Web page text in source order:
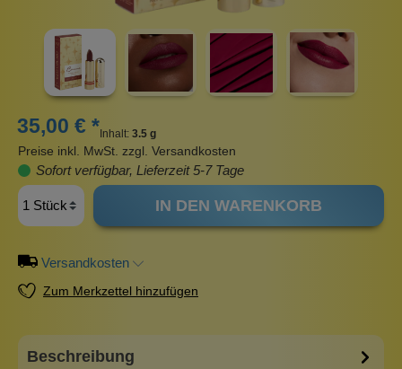
35,00 € * Inhalt: 3.5 g
Preise inkl. MwSt. zzgl. Versandkosten
Sofort verfügbar, Lieferzeit 5-7 Tage
IN DEN WARENKORB
Versandkosten
Zum Merkzettel hinzufügen
Beschreibung